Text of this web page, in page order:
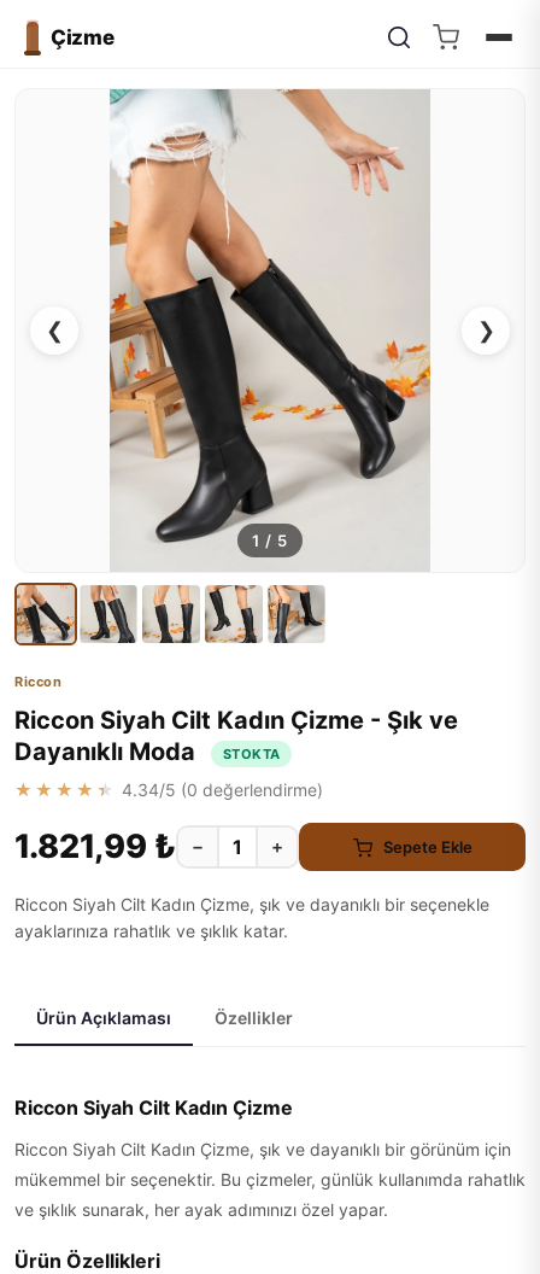
Çizme
❮ ❯
1 / 5
Riccon
Riccon Siyah Cilt Kadın Çizme - Şık ve
Dayanıklı Moda
STOKTA
★★★★★ 4.34/5 (0 değerlendirme)
1.821,99 ₺ − + Sepete Ekle
Riccon Siyah Cilt Kadın Çizme, şık ve dayanıklı bir seçenekle
ayaklarınıza rahatlık ve şıklık katar.
Ürün Açıklaması Özellikler
Riccon Siyah Cilt Kadın Çizme
Riccon Siyah Cilt Kadın Çizme, şık ve dayanıklı bir görünüm için
mükemmel bir seçenektir. Bu çizmeler, günlük kullanımda rahatlık
ve şıklık sunarak, her ayak adımınızı özel yapar.
Ürün Özellikleri